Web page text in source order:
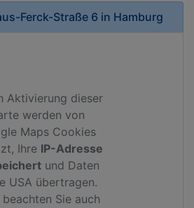
Ferck-Straße 6 in Hamburg
Aktivierung dieser
werden von
Maps Cookies
Ihre IP-Adresse
und Daten
USA übertragen.
Sie auch